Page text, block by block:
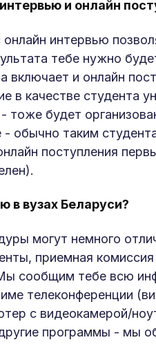
и онлайн
интервью
тебе нужно
и онлайн
в качестве студента
тоже будет
- обычно таким
поступления
в вузах Беларуси?
могут немного
приемная
сообщим тебе всю
телеконференции
с видеокамерой/
программы - мы